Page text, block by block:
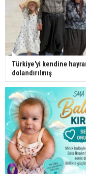
Türkiye'yi kendine
dolandırılmış